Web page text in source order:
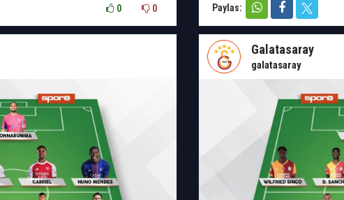
0 0 Paylas:
Galatasaray
galatasaray